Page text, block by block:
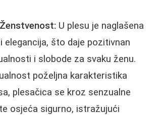
U plesu je naglašena
elegancija, što daje pozitivnan
i slobode za svaku ženu.
poželjna karakteristika
plesačica se kroz senzualne
osjeća sigurno, istražujući